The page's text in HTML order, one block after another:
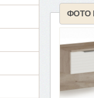
ФОТО